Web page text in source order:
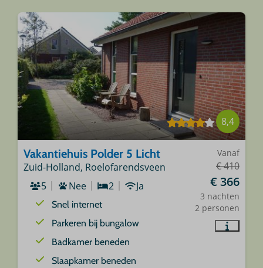
8,4
Vanaf
€ 410
€ 366
3 nachten
2 personen
Vakantiehuis Polder 5 Licht
Zuid-Holland, Roelofarendsveen
5
Nee 2 Ja
Snel internet
Parkeren bij bungalow
Badkamer beneden
Slaapkamer beneden